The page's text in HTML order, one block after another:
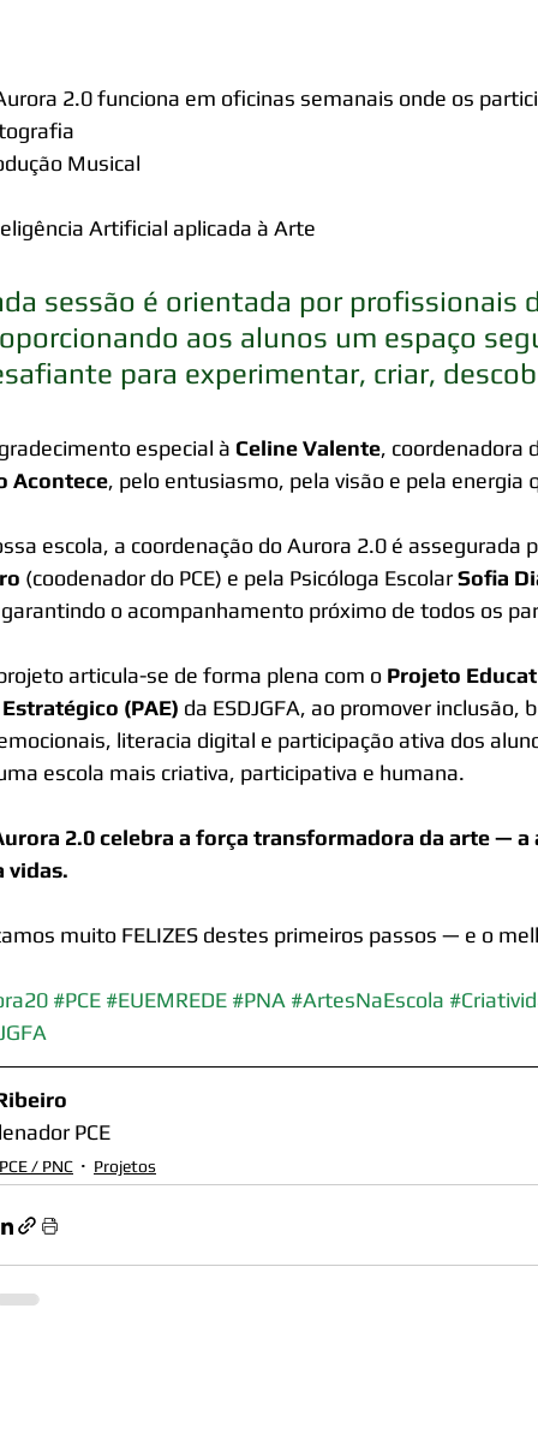
2.0 funciona em oficinas semanais onde os
Musical
Artificial aplicada à Arte
sessão é orientada por profissionais
aos alunos um espaço
para experimentar, criar,
especial à Celine Valente, coordenadora
Acontece, pelo entusiasmo, pela visão e pela energia
escola, a coordenação do Aurora 2.0 é assegurada
(coodenador do PCE) e pela Psicóloga Escolar Sofia
garantindo o acompanhamento próximo de todos os
articula-se de forma plena com o Projeto
(PAE) da ESDJGFA, ao promover
literacia digital e participação ativa dos
escola mais criativa, participativa e humana.
2.0 celebra a força transformadora da arte —
vidas.
muito FELIZES destes primeiros passos — e o
#PCE #EUEMREDE #PNA #ArtesNaEscola
PCE
/ PNC Projetos